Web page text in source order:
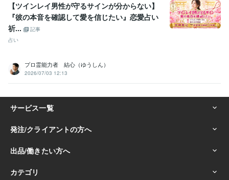
【ツインレイ男性が守るサインが分からない】
『彼の本音を確認して愛を信じたい』恋愛占い
祈...
記事
占い
プロ霊能力者 結心（ゆうしん）
2026/07/03 12:13